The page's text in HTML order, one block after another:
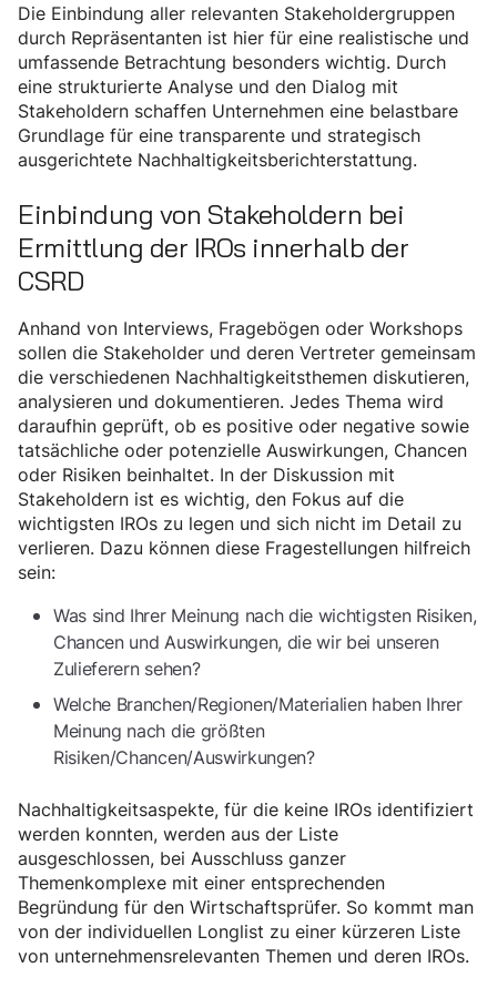
Die Einbindung aller relevanten Stakeholdergruppen
durch Repräsentanten ist hier für eine realistische und
umfassende Betrachtung besonders wichtig. Durch
eine strukturierte Analyse und den Dialog mit
Stakeholdern schaffen Unternehmen eine belastbare
Grundlage für eine transparente und strategisch
ausgerichtete Nachhaltigkeitsberichterstattung.
Einbindung von Stakeholdern bei
Ermittlung der IROs innerhalb der
CSRD
Anhand von Interviews, Fragebögen oder Workshops
sollen die Stakeholder und deren Vertreter gemeinsam
die verschiedenen Nachhaltigkeitsthemen diskutieren,
analysieren und dokumentieren. Jedes Thema wird
daraufhin geprüft, ob es positive oder negative sowie
tatsächliche oder potenzielle Auswirkungen, Chancen
oder Risiken beinhaltet. In der Diskussion mit
Stakeholdern ist es wichtig, den Fokus auf die
wichtigsten IROs zu legen und sich nicht im Detail zu
verlieren. Dazu können diese Fragestellungen hilfreich
sein:
Was sind Ihrer Meinung nach die wichtigsten Risiken,
Chancen und Auswirkungen, die wir bei unseren
Zulieferern sehen?
Welche Branchen/Regionen/Materialien haben Ihrer
Meinung nach die größten
Risiken/Chancen/Auswirkungen?
Nachhaltigkeitsaspekte, für die keine IROs identifiziert
werden konnten, werden aus der Liste
ausgeschlossen, bei Ausschluss ganzer
Themenkomplexe mit einer entsprechenden
Begründung für den Wirtschaftsprüfer. So kommt man
von der individuellen Longlist zu einer kürzeren Liste
von unternehmensrelevanten Themen und deren IROs.